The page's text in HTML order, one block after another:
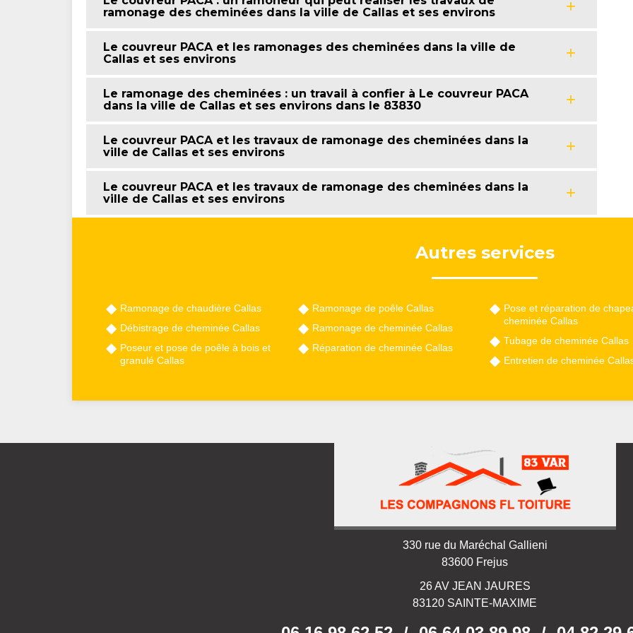
ramonage des cheminées dans la ville de Callas et ses environs
Le couvreur PACA et les ramonages des cheminées dans la ville de
Callas et ses environs
Le ramonage des cheminées : un travail à confier à Le couvreur PACA
dans la ville de Callas et ses environs dans le 83830
Le couvreur PACA et les travaux de ramonage des cheminées dans la
ville de Callas et ses environs
Le couvreur PACA et les travaux de ramonage des cheminées dans la
ville de Callas et ses environs
Autres services
Ramonage de chaudière Callas
Débistrage de cheminée Callas
Poseur et pose de poêle à bois et
granulé Callas
Ramonage de poêle Callas
Ramonage de cheminée Callas
Réparation de cheminée Callas
Pose et réparation de
cheminée Callas
Tubage de cheminée Callas
Entretien de cheminée
330 rue du Maréchal Gallieni
83600 Frejus
26 AV JEAN JAURES
83120 SAINTE-MAXIME